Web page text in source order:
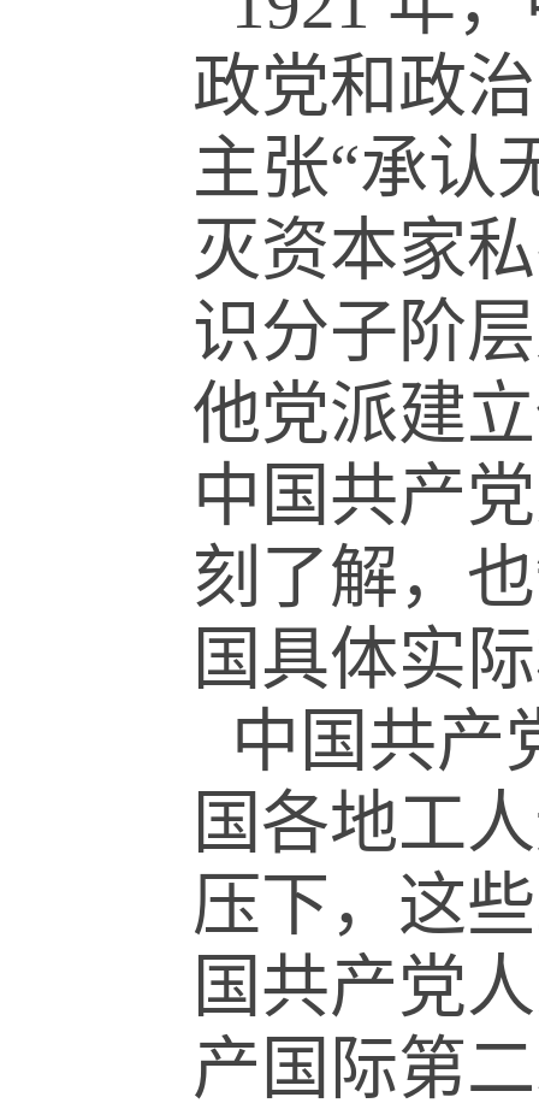
政党和政
主张“承认
灭资本家
识分子阶
他党派建
中国共产
刻了解，
国具体实
中国共产
国各地工
压下，这
国共产党
产国际第